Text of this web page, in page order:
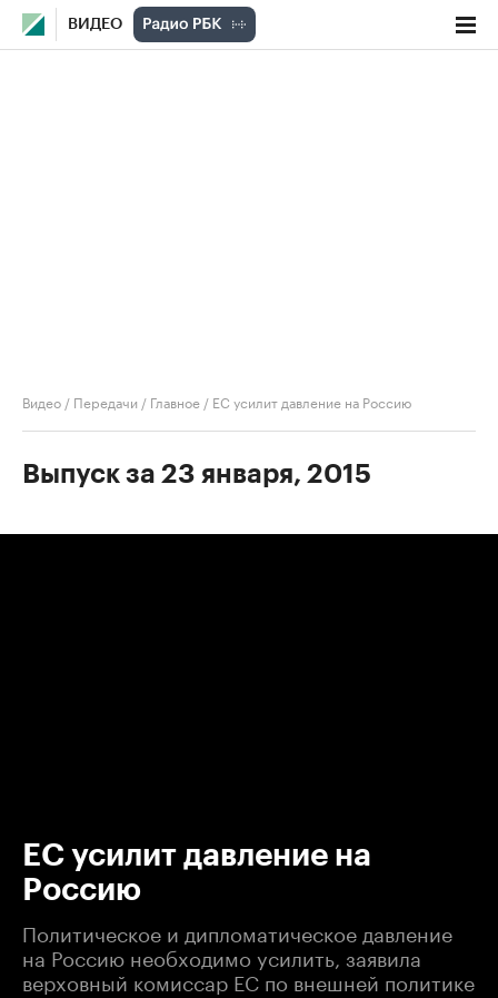
ВИДЕО
Видео / Передачи / Главное / ЕС усилит давление на Россию
Выпуск за 23 января, 2015
ЕС усилит давление на
Россию
Политическое и дипломатическое давление
на Россию необходимо усилить, заявила
верховный комиссар ЕС по внешней политике